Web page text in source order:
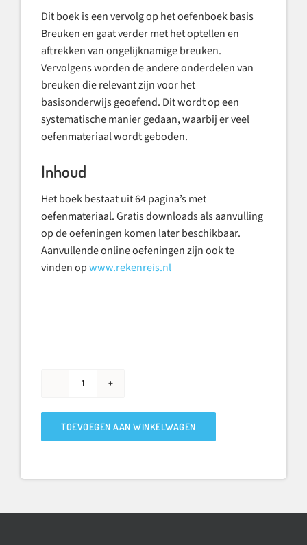
Dit boek is een vervolg op het oefenboek basis
Breuken en gaat verder met het optellen en
aftrekken van ongelijknamige breuken.
Vervolgens worden de andere onderdelen van
breuken die relevant zijn voor het
basisonderwijs geoefend. Dit wordt op een
systematische manier gedaan, waarbij er veel
oefenmateriaal wordt geboden.
Inhoud
Het boek bestaat uit 64 pagina’s met
oefenmateriaal. Gratis downloads als aanvulling
op de oefeningen komen later beschikbaar.
Aanvullende online oefeningen zijn ook te
vinden opwww.rekenreis.nl
Breuken
Oefenboek
vervolg
(set
5)
TOEVOEGEN AAN WINKELWAGEN